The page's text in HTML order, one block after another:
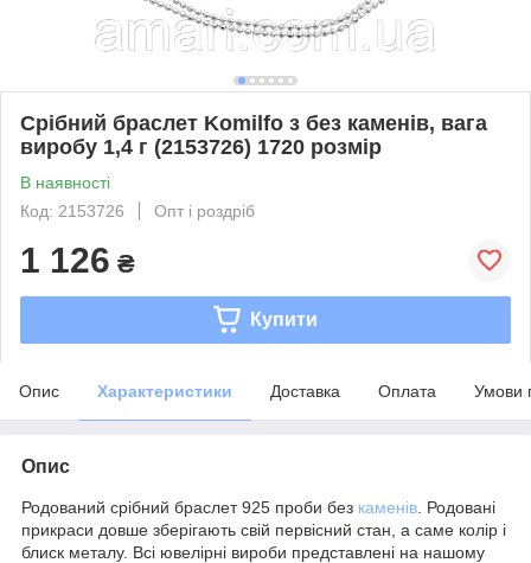
Срібний браслет Komilfo з без каменів, вага
виробу 1,4 г (2153726) 1720 розмір
В наявності
Код: 2153726
Опт і роздріб
1 126 ₴
Купити
Опис Характеристики Доставка Оплата Умови
Опис
Родований срібний браслет 925 проби без каменів . Родовані
прикраси довше зберігають свій первісний стан, а саме колір і
блиск металу. Всі ювелірні вироби представлені на нашому